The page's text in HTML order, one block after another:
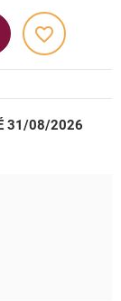
favorite_border
31/08/2026